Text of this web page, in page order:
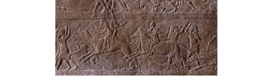
הנחת אתר ספר מודפס
$42
$38